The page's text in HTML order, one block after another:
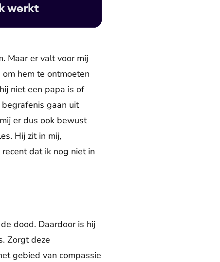
werkt
Maar er valt voor mij
hem te ontmoeten
niet een papa is of
gaan uit
er dus ook bewust
Hij zit in mij,
dat ik nog niet in
dood. Daardoor is hij
Zorgt deze
gebied van compassie